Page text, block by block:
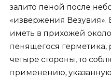
залито пеной после
«извержения Везувия».
иметь в прихожей
пенящегося герметика,
четыре стороны, то
применению, указанную